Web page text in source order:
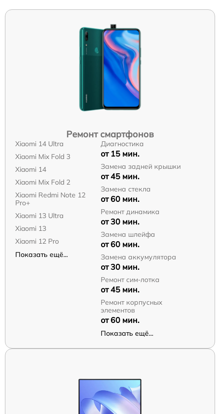
Ремонт смартфонов
Xiaomi 14 Ultra
Xiaomi Mix Fold 3
Xiaomi 14
Xiaomi Mix Fold 2
Xiaomi Redmi Note 12
Pro+
Xiaomi 13 Ultra
Xiaomi 13
Xiaomi 12 Pro
Показать ещё...
Диагностика
от 15 мин.
Замена задней крышки
от 45 мин.
Замена стекла
от 60 мин.
Ремонт динамика
от 30 мин.
Замена шлейфа
от 60 мин.
Замена аккумулятора
от 30 мин.
Ремонт сим-лотка
от 45 мин.
Ремонт корпусных
элементов
от 60 мин.
Показать ещё...